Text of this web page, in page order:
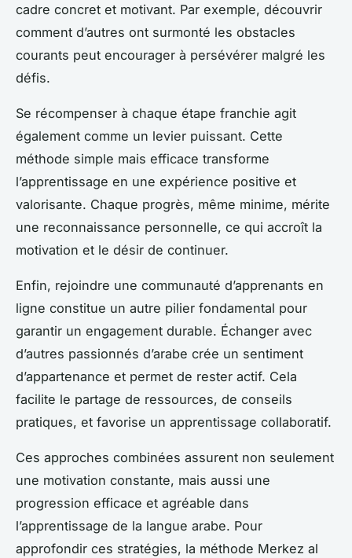
cadre concret et motivant. Par exemple, découvrir
comment d’autres ont surmonté les obstacles
courants peut encourager à persévérer malgré les
défis.
Se récompenser à chaque étape franchie agit
également comme un levier puissant. Cette
méthode simple mais efficace transforme
l’apprentissage en une expérience positive et
valorisante. Chaque progrès, même minime, mérite
une reconnaissance personnelle, ce qui accroît la
motivation et le désir de continuer.
Enfin, rejoindre une communauté d’apprenants en
ligne constitue un autre pilier fondamental pour
garantir un engagement durable. Échanger avec
d’autres passionnés d’arabe crée un sentiment
d’appartenance et permet de rester actif. Cela
facilite le partage de ressources, de conseils
pratiques, et favorise un apprentissage collaboratif.
Ces approches combinées assurent non seulement
une motivation constante, mais aussi une
progression efficace et agréable dans
l’apprentissage de la langue arabe. Pour
approfondir ces stratégies, la méthode Merkez al